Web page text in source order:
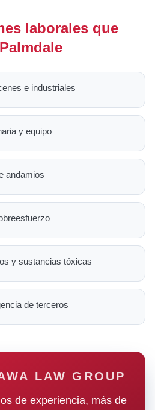
laborales que
e industriales
y equipo
andamios
y sustancias tóxicas
de terceros
LAW GROUP
de experiencia, más de